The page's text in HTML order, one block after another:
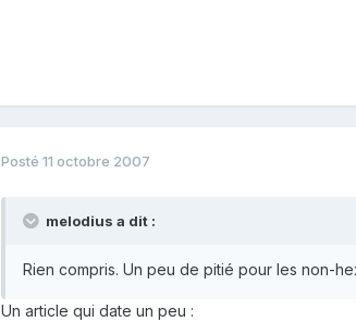
Posté 11 octobre 2007
melodius a dit :
Rien compris. Un peu de pitié pour les non-
Un article qui date un peu :